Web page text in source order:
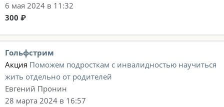
6 мая 2024 в 11:32
300 ₽
Гольфстрим
Акция Поможем подросткам с инвалидностью научиться
жить отдельно от родителей
Евгений Пронин
28 марта 2024 в 16:57